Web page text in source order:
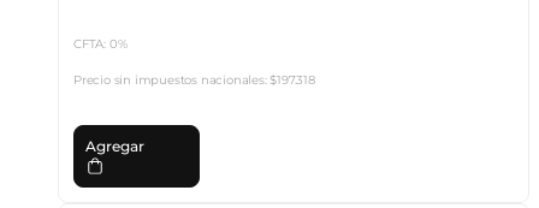
CFTA: 0%
Precio sin impuestos nacionales:$197.318
Agregar